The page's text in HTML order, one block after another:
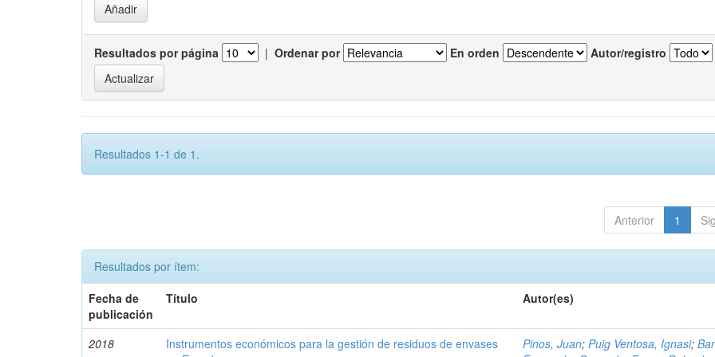
Resultados por página | Ordenar por En orden Autor/registro
Resultados 1-1 de 1.
Anterior 1
Resultados por ítem:
Fecha de
publicación
Título Autor(es)
2018
Instrumentos económicos para la gestión de residuos de envases
Pinos, Juan;Puig Ventosa, Ignasi;